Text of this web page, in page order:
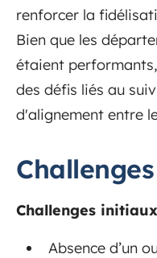
renforcer la
Bien que les
étaient
des défis liés au
d'alignement entre
Challenges
Challenges
Absence d’un